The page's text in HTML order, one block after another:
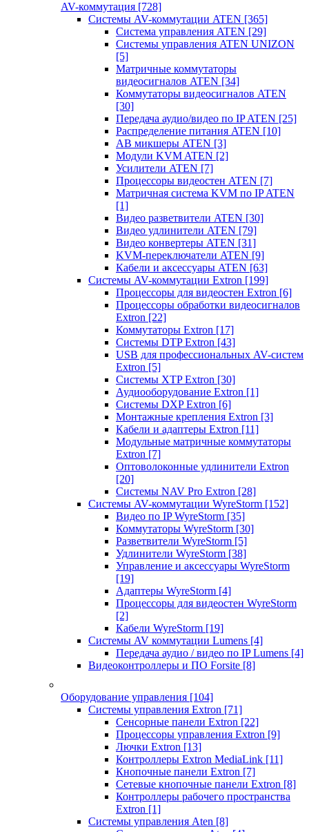
AV-коммутация [728]
Системы AV-коммутации ATEN [365]
Система управления ATEN [29]
Системы управления ATEN UNIZON
[5]
Матричные коммутаторы
видеосигналов ATEN [34]
Коммутаторы видеосигналов ATEN
[30]
Передача аудио/видео по IP ATEN [25]
Распределение питания ATEN [10]
АВ микшеры ATEN [3]
Модули KVM ATEN [2]
Усилители ATEN [7]
Процессоры видеостен ATEN [7]
Матричная система KVM по IP ATEN
[1]
Видео разветвители ATEN [30]
Видео удлинители ATEN [79]
Видео конвертеры ATEN [31]
KVM-переключатели ATEN [9]
Кабели и аксессуары ATEN [63]
Системы AV-коммутации Extron [199]
Процессоры для видеостен Extron [6]
Процессоры обработки видеосигналов
Extron [22]
Коммутаторы Extron [17]
Системы DTP Extron [43]
USB для профессиональных AV-систем
Extron [5]
Системы XTP Extron [30]
Аудиооборудование Extron [1]
Системы DXP Extron [6]
Монтажные крепления Extron [3]
Кабели и адаптеры Extron [11]
Модульные матричные коммутаторы
Extron [7]
Оптоволоконные удлинители Extron
[20]
Системы NAV Pro Extron [28]
Системы AV-коммутации WyreStorm [152]
Видео по IP WyreStorm [35]
Коммутаторы WyreStorm [30]
Разветвители WyreStorm [5]
Удлинители WyreStorm [38]
Управление и аксессуары WyreStorm
[19]
Адаптеры WyreStorm [4]
Процессоры для видеостен WyreStorm
[2]
Кабели WyreStorm [19]
Системы AV коммутации Lumens [4]
Передача аудио / видео по IP Lumens [4]
Видеоконтроллеры и ПО Forsite [8]
Оборудование управления [104]
Системы управления Extron [71]
Сенсорные панели Extron [22]
Процессоры управления Extron [9]
Лючки Extron [13]
Контроллеры Extron MediaLink [11]
Кнопочные панели Extron [7]
Сетевые кнопочные панели Extron [8]
Контроллеры рабочего пространства
Extron [1]
Системы управления Aten [8]